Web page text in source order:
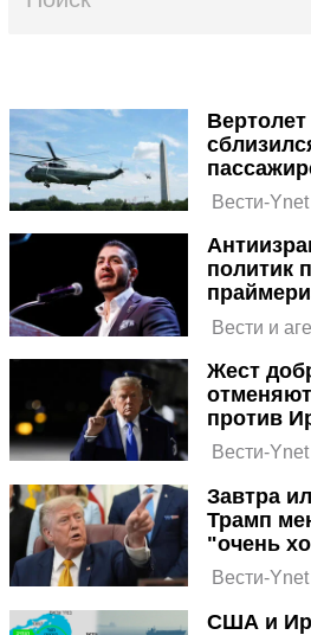
Вести-Ynet
политик
Мичиган
Вести и
Жест
против
Вести-Ynet
Завтра
Трамп
"очень
Ираном
Вести-Ynet
США и